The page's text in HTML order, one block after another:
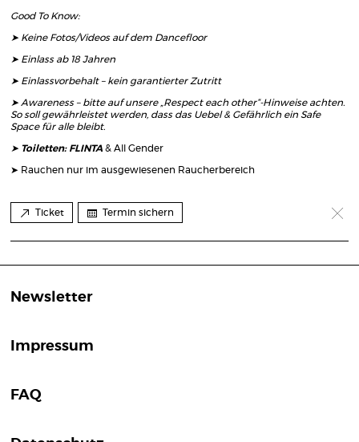
Good To Know:
➤ Keine Fotos/Videos auf dem Dancefloor
➤ Einlass ab 18 Jahren
➤ Einlassvorbehalt – kein garantierter Zutritt
➤ Awareness – bitte auf unsere „Respect each other“-Hinweise achten.
So soll gewährleistet werden, dass das Uebel & Gefährlich ein Safe
Space für alle bleibt.
➤ Toiletten: FLINTA & All Gender
➤ Rauchen nur im ausgewiesenen Raucherbereich
Ticket Termin sichern
Newsletter
Impressum
FAQ